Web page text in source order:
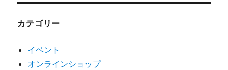
カテゴリー
イベント
オンラインショップ